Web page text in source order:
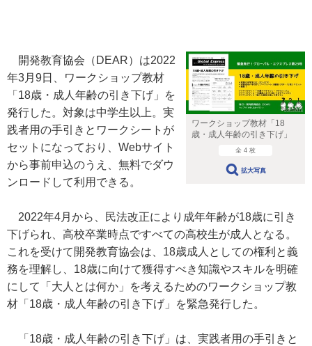
ワークショップ教材「18
歳・成人年齢の引き下げ」
全 4 枚
拡大写真
開発教育協会（DEAR）は2022
年3月9日、ワークショップ教材
「18歳・成人年齢の引き下げ」を
発行した。対象は中学生以上。実
践者用の手引きとワークシートが
セットになっており、Webサイト
から事前申込のうえ、無料でダウ
ンロードして利用できる。
2022年4月から、民法改正により成年年齢が18歳に引き
下げられ、高校卒業時点ですべての高校生が成人となる。
これを受けて開発教育協会は、18歳成人としての権利と義
務を理解し、18歳に向けて獲得すべき知識やスキルを明確
にして「大人とは何か」を考えるためのワークショップ教
材「18歳・成人年齢の引き下げ」を緊急発行した。
「18歳・成人年齢の引き下げ」は、実践者用の手引きと